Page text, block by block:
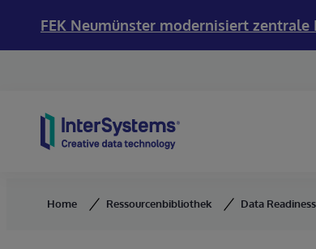
FEK Neumünster modernisiert
Home Ressourcenbibliothek Data